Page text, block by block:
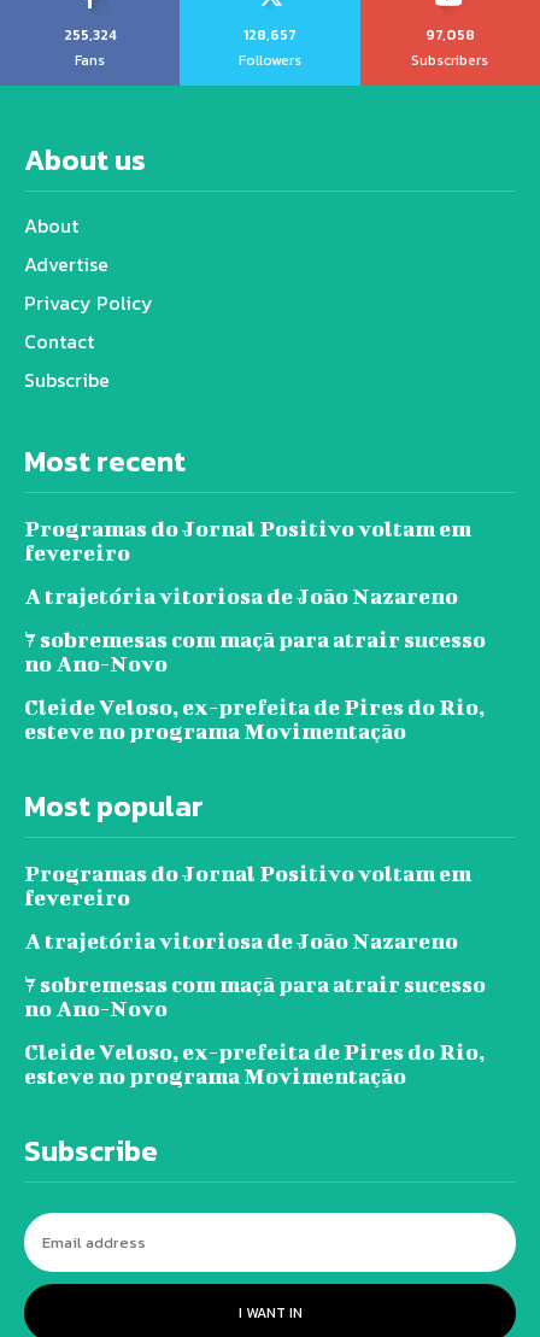
255,324
Fans
128,657
Followers
97,058
Subscribers
About us
About
Advertise
Privacy Policy
Contact
Subscribe
Most recent
Programas do Jornal Positivo voltam em
fevereiro
A trajetória vitoriosa de João Nazareno
7 sobremesas com maçã para atrair sucesso
no Ano-Novo
Cleide Veloso, ex-prefeita de Pires do Rio,
esteve no programa Movimentação
Most popular
Programas do Jornal Positivo voltam em
fevereiro
A trajetória vitoriosa de João Nazareno
7 sobremesas com maçã para atrair sucesso
no Ano-Novo
Cleide Veloso, ex-prefeita de Pires do Rio,
esteve no programa Movimentação
Subscribe
I WANT IN